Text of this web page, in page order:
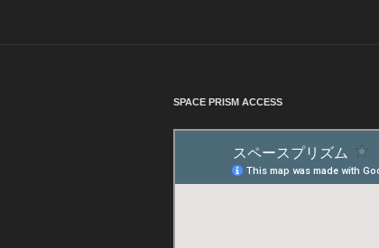
SPACE PRISM ACCESS